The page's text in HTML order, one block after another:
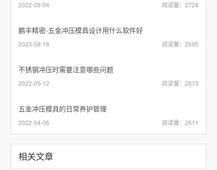
2022-08-04 阅读量：2728
鹏丰精密-五金冲压模具设计用什么软件好
2023-08-18 阅读量：2695
不锈钢冲压时需要注意哪些问题
2022-05-12 阅读量：2673
五金冲压模具的日常养护管理
2022-04-06 阅读量：2611
相关文章